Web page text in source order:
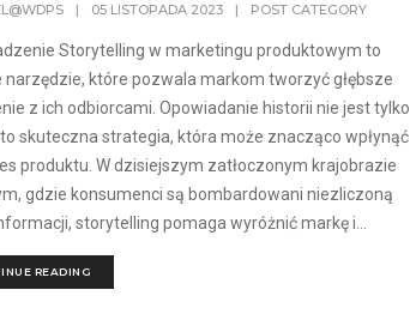
| 05 LISTOPADA 2023 | POST CATEGORY
Storytelling w marketingu produktowym to
narzędzie, które pozwala markom tworzyć głębsze
z ich odbiorcami. Opowiadanie historii nie jest tylko
skuteczna strategia, która może znacząco wpłynąć
produktu. W dzisiejszym zatłoczonym krajobrazie
gdzie konsumenci są bombardowani niezliczoną
storytelling pomaga wyróżnić markę i...
READING